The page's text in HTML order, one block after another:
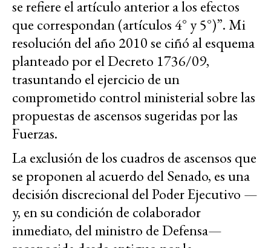
se refiere el artículo anterior a los efectos
que correspondan (artículos 4° y 5°)”. Mi
resolución del año 2010 se ciñó al esquema
planteado por el Decreto 1736/09,
trasuntando el ejercicio de un
comprometido control ministerial sobre las
propuestas de ascensos sugeridas por las
Fuerzas.
La exclusión de los cuadros de ascensos que
se proponen al acuerdo del Senado, es una
decisión discrecional del Poder Ejecutivo —
y, en su condición de colaborador
inmediato, del ministro de Defensa—